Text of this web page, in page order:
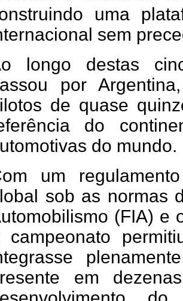
uma
sem
longo destas
por
de quase
do
do mundo.
um
sob as normas
(FIA) e
campeonato
em